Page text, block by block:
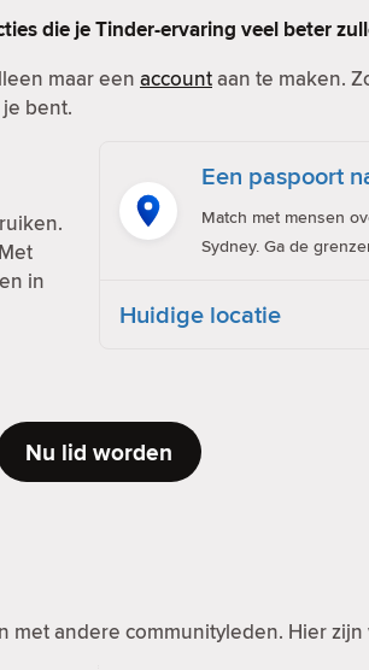
die je Tinder-ervaring veel beter
maar een accountaan te maken.
bent.
in
Een paspoort
Match met mensen
Sydney. Ga de
Huidige locatie
Nu lid worden
andere communityleden. Hier